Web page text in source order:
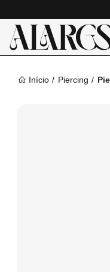
Início Piercing